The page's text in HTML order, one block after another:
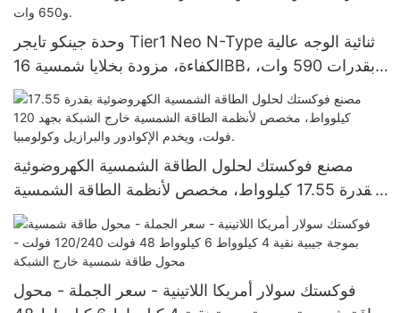
وحدة جينكو تايجر Tier1 Neo N-Type ثنائية الوجه عالية
الكفاءة، مزودة بخلايا شمسية 16BB، بقدرات 590 وات،
620 وات، 630 وات، و650 وات.
مصنع فوكستك لحلول الطاقة الشمسية الكهروضوئية
بقدرة 17.55 كيلوواط، مخصص لأنظمة الطاقة الشمسية
خارج الشبكة بجهد 120 فولت، ويخدم الإكوادور والبرازيل
وكولومبيا.
فوكستك سولار أمريكا اللاتينية - سعر الجملة - محول